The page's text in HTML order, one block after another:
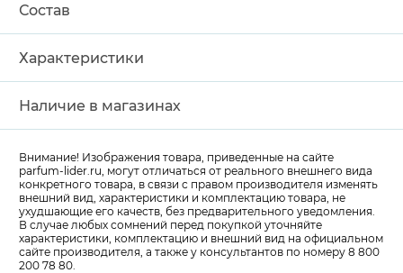
Состав
Характеристики
Наличие в магазинах
Внимание! Изображения товара, приведенные на сайте
parfum-lider.ru, могут отличаться от реального внешнего вида
конкретного товара, в связи с правом производителя изменять
внешний вид, характеристики и комплектацию товара, не
ухудшающие его качеств, без предварительного уведомления.
В случае любых сомнений перед покупкой уточняйте
характеристики, комплектацию и внешний вид на официальном
сайте производителя, а также у консультантов по номеру 8 800
200 78 80.